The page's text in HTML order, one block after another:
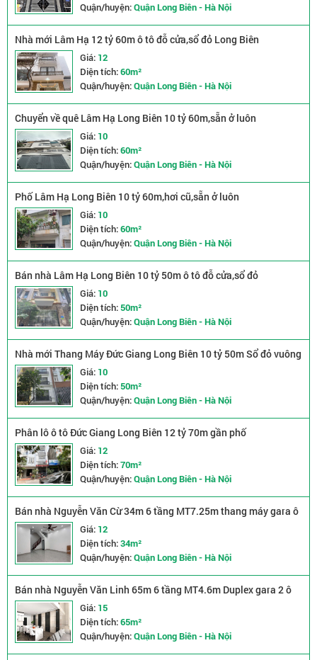
Quận/huyện:Quận Long Biên - Hà Nội
Nhà mới Lâm Hạ 12 tỷ 60m ô tô đỗ cửa,sổ đỏ Long Biên
Giá: 12
Diện tích:60m²
Quận/huyện:Quận Long Biên - Hà Nội
Chuyển về quê Lâm Hạ Long Biên 10 tỷ 60m,sẵn ở luôn
Giá: 10
Diện tích:60m²
Quận/huyện:Quận Long Biên - Hà Nội
Phố Lâm Hạ Long Biên 10 tỷ 60m,hơi cũ,sẵn ở luôn
Giá: 10
Diện tích:60m²
Quận/huyện:Quận Long Biên - Hà Nội
Bán nhà Lâm Hạ Long Biên 10 tỷ 50m ô tô đỗ cửa,sổ đỏ
Giá: 10
Diện tích:50m²
Quận/huyện:Quận Long Biên - Hà Nội
Nhà mới Thang Máy Đức Giang Long Biên 10 tỷ 50m Sổ đỏ vuông
vắn
Giá: 10
Diện tích:50m²
Quận/huyện:Quận Long Biên - Hà Nội
Phân lô ô tô Đức Giang Long Biên 12 tỷ 70m gần phố
Giá: 12
Diện tích:70m²
Quận/huyện:Quận Long Biên - Hà Nội
Bán nhà Nguyễn Văn Cừ 34m 6 tầng MT7.25m thang máy gara ô
tô nhỉnh 12 tỷ Giá: 12
Diện tích:34m²
Quận/huyện:Quận Long Biên - Hà Nội
Bán nhà Nguyễn Văn Linh 65m 6 tầng MT4.6m Duplex gara 2 ô
tô nhỉnh 15 tỷ Giá: 15
Diện tích:65m²
Quận/huyện:Quận Long Biên - Hà Nội